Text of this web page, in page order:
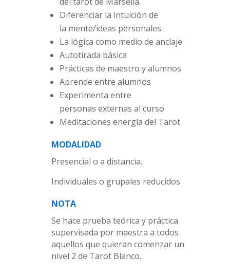
Diferenciar la intuición de
la mente/ideas personales.
La lógica como medio de anclaje
Autotirada básica
Prácticas de maestro y alumnos
Aprende entre alumnos
Experimenta entre
personas externas al curso
Meditaciones energía del Tarot
MODALIDAD
Presencial o a distancia.
Individuales o grupales reducidos
NOTA
Se hace prueba teórica y práctica
supervisada por maestra a todos
aquellos que quieran comenzar un
nivel 2 de Tarot Blanco.